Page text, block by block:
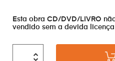
Esta obra CD/DVD/LIVRO
vendido sem a devida